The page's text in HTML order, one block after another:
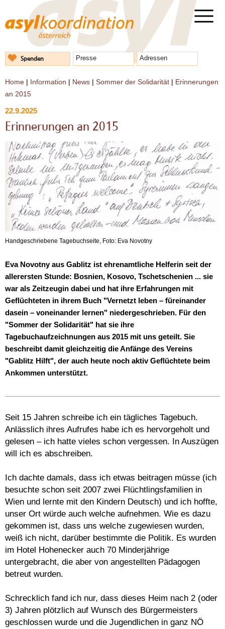
Spenden Presse Adressen
Home | Information | News | Sommer der Solidarität | Erinnerungen
an 2015
22.9.2025
Erinnerungen an 2015
Handgeschriebene Tagebuchseite, Foto: Eva Novotny
Eva Novotny aus Gablitz ist ehrenamtliche Helferin seit der
allerersten Stunde: Bosnien, Kosovo, Tschetschenien ... sie
war als Zeitzeugin dabei und hat ihre Erfahrungen mit
Geflüchteten in ihrem Buch "Vernetzt leben – füreinander
dasein – voneinander lernen" niedergeschrieben. Für den
"Sommer der Solidarität" hat sie ihre
Tagebuchaufzeichnungen aus 2015 mit uns geteilt. Sie
beschreibt damit gleichzeitig die Anfänge des Vereins
"Gablitz Hilft", der auch heute noch aktiv Geflüchtete beim
Ankommen unterstützt.
Seit 15 Jahren schreibe ich ein tägliches Tagebuch.
Anlässlich ihres Aufrufes habe ich es hervorgeholt und
gelesen – ich hatte vieles schon vergessen. In Auszügen
will ich es abschreiben.
Ich dachte damals, dass ich etwas beitragen müsse (ich
besuchte schon seit 2007 zwei Flüchtlingsfamilien in
Wien und lernte mit den Kindern Deutsch) und ich hoffte,
unser Ort würde auch welche aufnehmen. Wie es dazu
gekommen ist, dass uns welche zugewiesen wurden,
weiß ich nicht, darüber bestimmte die Politik. Es wurden
im Hotel Hohenecker auch 70 Minderjährige
untergebracht, die aber von angestellten Pädagogen
betreut wurden.
Schrecklich fand ich nur, dass dieses Heim nach 2 (oder
3) Jahren plötzlich auf Wunsch des Bürgermeisters
geschlossen wurde und die Jugendlichen in ganz NÖ